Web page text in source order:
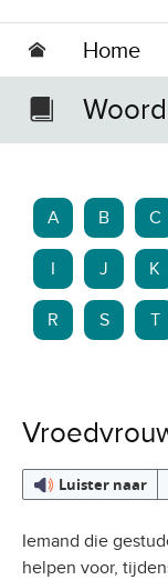
Home
A B C
J K
R S T
Luister naar
Iemand die
helpen voor,